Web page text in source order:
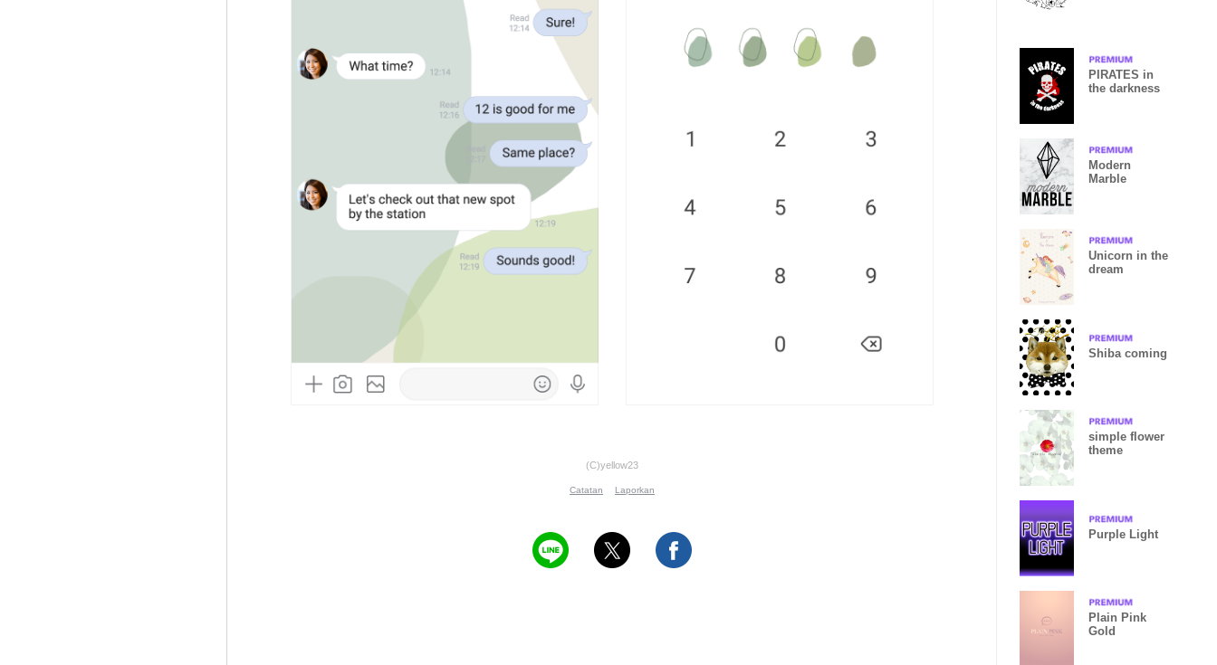
(C)yellow23
Catatan Laporkan
PIRATES in
the darkness
Modern
Marble
Unicorn in the
dream
Shiba coming
simple flower
theme
Purple Light
Plain Pink
Gold